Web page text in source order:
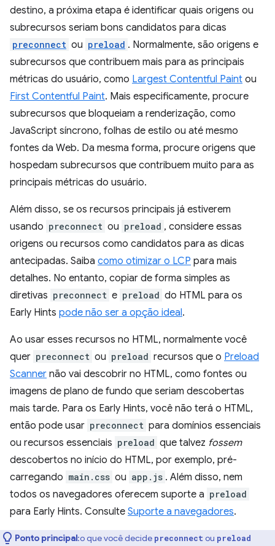
destino, a próxima etapa é identificar quais origens ou
subrecursos seriam bons candidatos para dicas
preconnect ou preload . Normalmente, são origens e
subrecursos que contribuem mais para as principais
métricas do usuário, como Largest Contentful Paint ou
First Contentful Paint. Mais especificamente, procure
subrecursos que bloqueiam a renderização, como
JavaScript síncrono, folhas de estilo ou até mesmo
fontes da Web. Da mesma forma, procure origens que
hospedam subrecursos que contribuem muito para as
principais métricas do usuário.
Além disso, se os recursos principais já estiverem
usando preconnect ou preload , considere essas
origens ou recursos como candidatos para as dicas
antecipadas. Saiba como otimizar o LCP para mais
detalhes. No entanto, copiar de forma simples as
diretivas preconnect e preload do HTML para os
Early Hints pode não ser a opção ideal.
Ao usar esses recursos no HTML, normalmente você
quer preconnect ou preload recursos que o Preload
Scanner não vai descobrir no HTML, como fontes ou
imagens de plano de fundo que seriam descobertas
mais tarde. Para os Early Hints, você não terá o HTML,
então pode usar preconnect para domínios essenciais
ou recursos essenciais preload que talvez fossem
descobertos no início do HTML, por exemplo, pré-
carregando main.css ou app.js . Além disso, nem
todos os navegadores oferecem suporte a preload
para Early Hints. Consulte Suporte a navegadores.
Ponto principal:o que você decide preconnect ou preload